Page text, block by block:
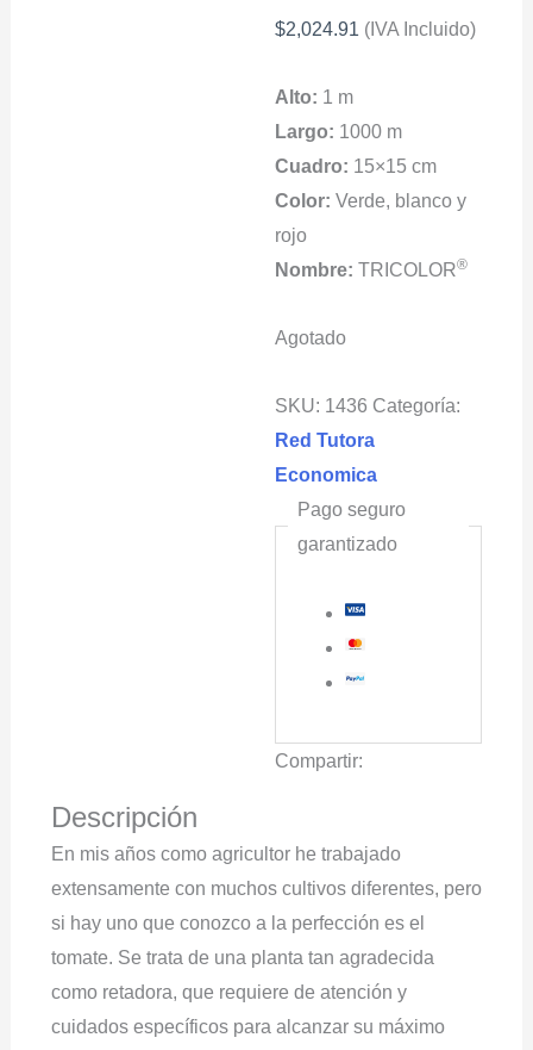
$2,024.91 (IVA Incluido)
Alto: 1 m
Largo: 1000 m
Cuadro: 15×15 cm
Color: Verde, blanco y
rojo
Nombre: TRICOLOR®
Agotado
SKU: 1436 Categoría:
Red Tutora
Economica
Pago seguro
garantizado
Compartir:
Descripción
En mis años como agricultor he trabajado
extensamente con muchos cultivos diferentes, pero
si hay uno que conozco a la perfección es el
tomate. Se trata de una planta tan agradecida
como retadora, que requiere de atención y
cuidados específicos para alcanzar su máximo